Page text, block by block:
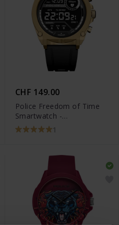
CHF 149.00
Police Freedom of Time
Smartwatch -
PEIUN0000105
1